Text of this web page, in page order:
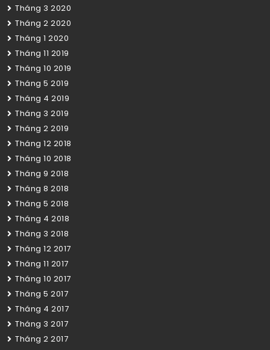
Tháng 3 2020
Tháng 2 2020
Tháng 1 2020
Tháng 11 2019
Tháng 10 2019
Tháng 5 2019
Tháng 4 2019
Tháng 3 2019
Tháng 2 2019
Tháng 12 2018
Tháng 10 2018
Tháng 9 2018
Tháng 8 2018
Tháng 5 2018
Tháng 4 2018
Tháng 3 2018
Tháng 12 2017
Tháng 11 2017
Tháng 10 2017
Tháng 5 2017
Tháng 4 2017
Tháng 3 2017
Tháng 2 2017